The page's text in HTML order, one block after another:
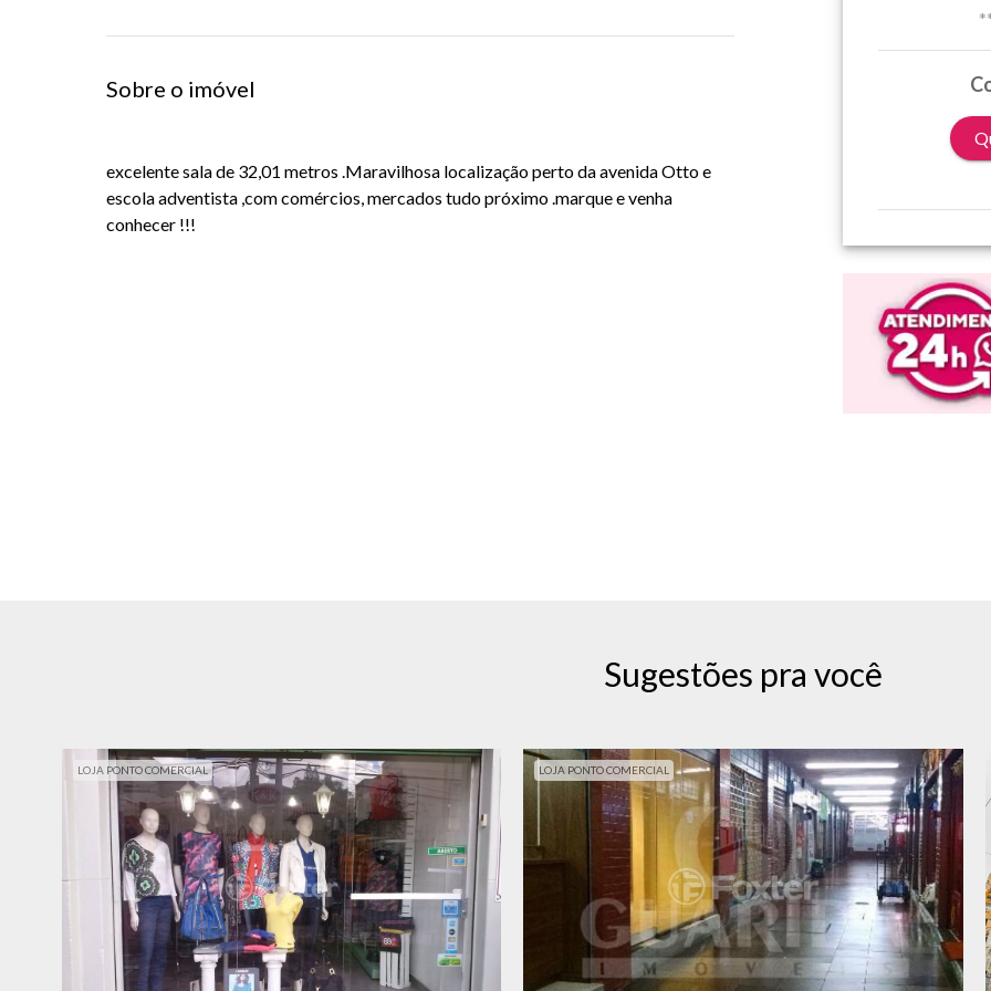
Sobre o imóvel
excelente sala de 32,01 metros .Maravilhosa localização perto da avenida Otto e
escola adventista ,com comércios, mercados tudo próximo .marque e venha
conhecer !!!
Sugestões pra você
LOJA PONTO COMERCIAL LOJA PONTO COMERCIAL